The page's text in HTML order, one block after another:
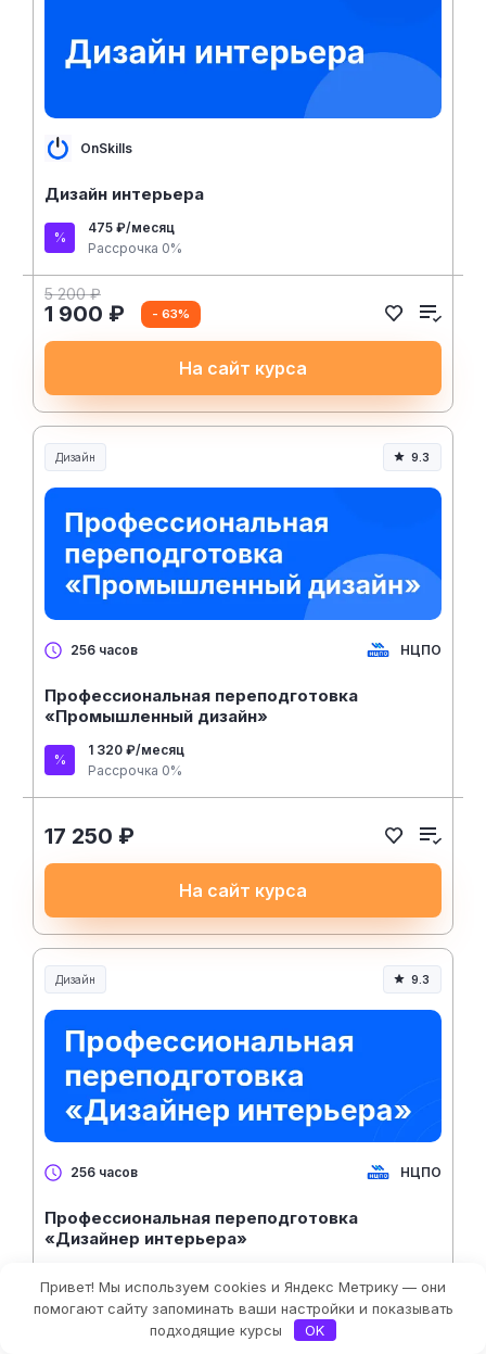
OnSkills
Дизайн интерьера
475 ₽/месяц
Рассрочка 0%
5 200 ₽
1 900 ₽ - 63%
На сайт курса
Дизайн 9.3
256 часов НЦПО
Профессиональная переподготовка
«Промышленный дизайн»
1 320 ₽/месяц
Рассрочка 0%
17 250 ₽
На сайт курса
Дизайн 9.3
256 часов НЦПО
Профессиональная переподготовка
«Дизайнер интерьера»
Рассрочка 0%
Привет! Мы используем cookies и Яндекс Метрику — они
помогают сайту запоминать ваши настройки и показывать
подходящие курсы
OK
Фильтры